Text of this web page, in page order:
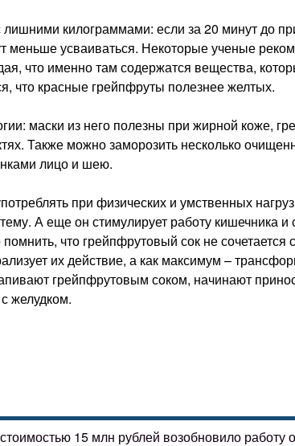
лишними килограммами: если за 20 минут до
меньше усваиваться. Некоторые ученые
что именно там содержатся вещества,
что красные грейпфруты полезнее желтых.
маски из него полезны при жирной коже,
Также можно заморозить несколько
лицо и шею.
при физических и умственных
А еще он стимулирует работу кишечника и
что грейпфрутовый сок не сочетается
их действие, а как максимум –
грейпфрутовым соком, начинают
желудком.
15 млн рублей возобновило работу